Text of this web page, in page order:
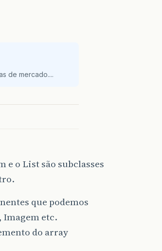
de mercado....
o List são subclasses
que podemos
etc.
do array